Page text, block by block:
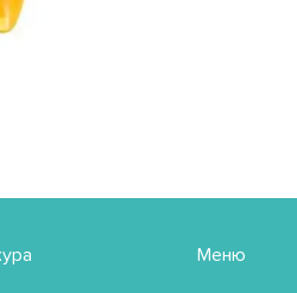
Меню